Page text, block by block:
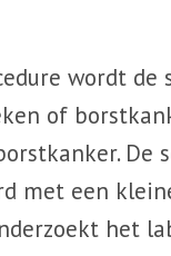
wordt
of
De
met een
het